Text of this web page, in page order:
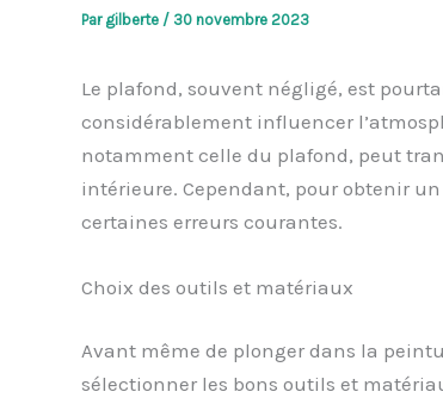
Par gilberte / 30 novembre 2023
Le plafond, souvent négligé, est
considérablement influencer
notamment celle du plafond, peut
intérieure. Cependant, pour obtenir
certaines erreurs courantes.
Choix des outils et matériaux
Avant même de plonger dans la
sélectionner les bons outils et